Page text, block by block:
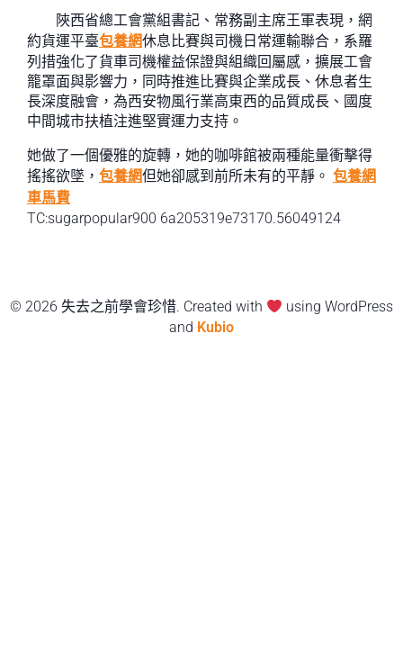
陜西省總工會黨組書記、常務副主席王軍表現，網
約貨運平臺包養網休息比賽與司機日常運輸聯合，系羅
列措強化了貨車司機權益保證與組織回屬感，擴展工會
籠罩面與影響力，同時推進比賽與企業成長、休息者生
長深度融會，為西安物風行業高東西的品質成長、國度
中間城市扶植注進堅實運力支持。
她做了一個優雅的旋轉，她的咖啡館被兩種能量衝擊得
搖搖欲墜， 包養網但她卻感到前所未有的平靜。 包養網
車馬費
TC:sugarpopular900 6a205319e73170.56049124
© 2026 失去之前學會珍惜. Created with
using WordPress
and Kubio